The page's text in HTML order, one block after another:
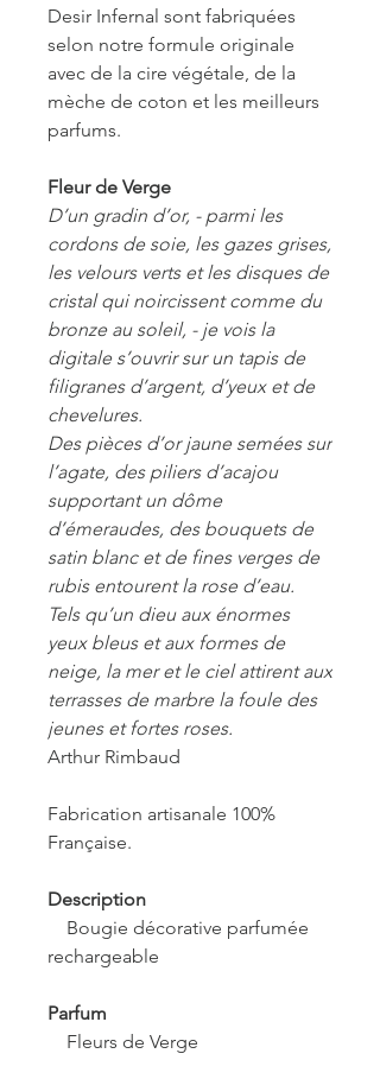
Desir Infernal sont fabriquées
selon notre formule originale
avec de la cire végétale, de la
mèche de coton et les meilleurs
parfums.
Fleur de Verge
D’un gradin d’or, - parmi les
cordons de soie, les gazes grises,
les velours verts et les disques de
cristal qui noircissent comme du
bronze au soleil, - je vois la
digitale s’ouvrir sur un tapis de
filigranes d’argent, d’yeux et de
chevelures.
Des pièces d’or jaune semées sur
l’agate, des piliers d’acajou
supportant un dôme
d’émeraudes, des bouquets de
satin blanc et de fines verges de
rubis entourent la rose d’eau.
Tels qu’un dieu aux énormes
yeux bleus et aux formes de
neige, la mer et le ciel attirent aux
terrasses de marbre la foule des
jeunes et fortes roses.
Arthur Rimbaud
Fabrication artisanale 100%
Française.
Description
Bougie décorative parfumée
rechargeable
Parfum
Fleurs de Verge